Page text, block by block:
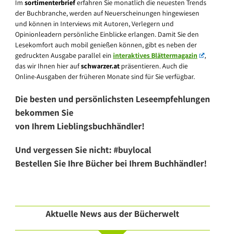
Im sortimenterbrieferfahren Sie monatlich die neuesten Trends
der Buchbranche, werden auf Neuerscheinungen hingewiesen
und können in Interviews mit Autoren, Verlegern und
Opinionleadern persönliche Einblicke erlangen. Damit Sie den
Lesekomfort auch mobil genießen können, gibt es neben der
gedruckten Ausgabe parallel ein interaktives Blättermagazin
,
das wir Ihnen hier aufschwarzer.at präsentieren. Auch die
Online-Ausgaben der früheren Monate sind für Sie verfügbar.
Die besten und persönlichsten Leseempfehlungen
bekommen Sie
von Ihrem Lieblingsbuchhändler!
Und vergessen Sie nicht: #buylocal
Bestellen Sie Ihre Bücher bei Ihrem Buchhändler!
Aktuelle News aus der Bücherwelt